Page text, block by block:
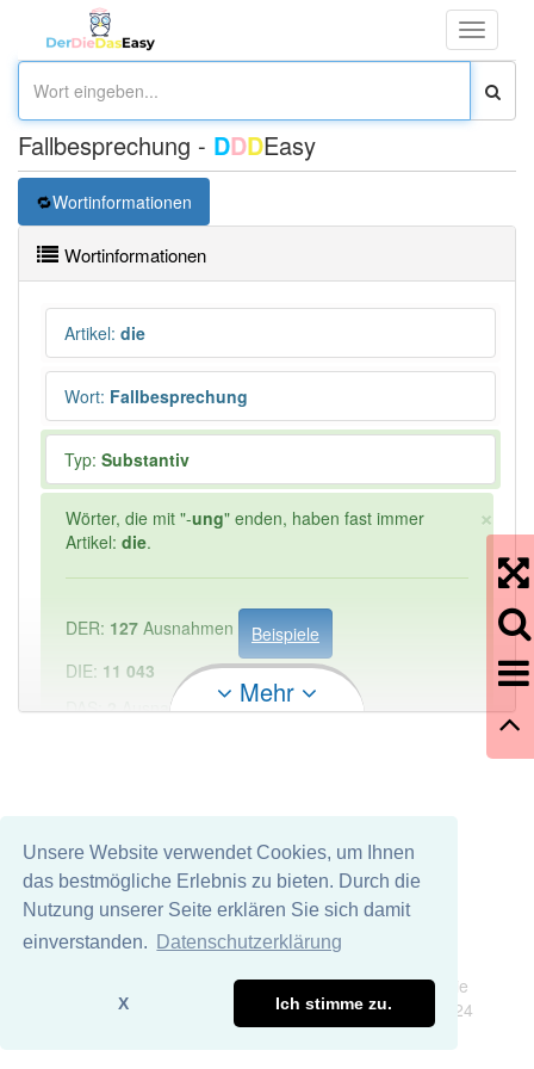
Unsere Website verwendet Cookies, um Ihnen
das bestmögliche Erlebnis zu bieten. Durch die
Nutzung unserer Seite erklären Sie sich damit
einverstanden.
Datenschutzerklärung
X Ich stimme zu.
Toggle
Fallbesprechung - DDDEasy
Wortinformationen
Wortinformationen
Artikel: die
Wort: Fallbesprechung
Typ: Substantiv
×
Wörter, die mit "-ung" enden, haben fast immer
Artikel: die.
DER: 127 Ausnahmen
Beispiele
DIE: 11 043
DAS:2Ausnahmen Beispiele
Häufigkeit: 2 von 10
Wörter mit Endung-fallbesprechungaber mit einem
anderen Artikel: -1
89% unserer Spielapp-Nutzer haben den Artikel
Mehr
Wir übernehmen keine Garantie und keine Haftung für die
Richtigkeit und Vollständigkeit dieser Seite. DDDEasy 2024